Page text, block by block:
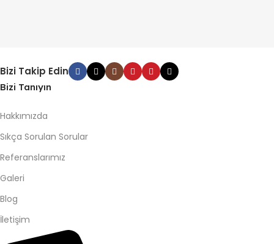
Bizi Takip Edin
Bizi Tanıyın
Hakkımızda
Sıkça Sorulan Sorular
Referanslarımız
Galeri
Blog
İletişim